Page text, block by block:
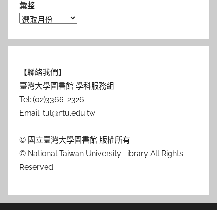
彙整
【聯絡我們】
臺灣大學圖書館 學科服務組
Tel: (02)3366-2326
Email: tul@ntu.edu.tw
© 國立臺灣大學圖書館 版權所有
© National Taiwan University Library All Rights
Reserved